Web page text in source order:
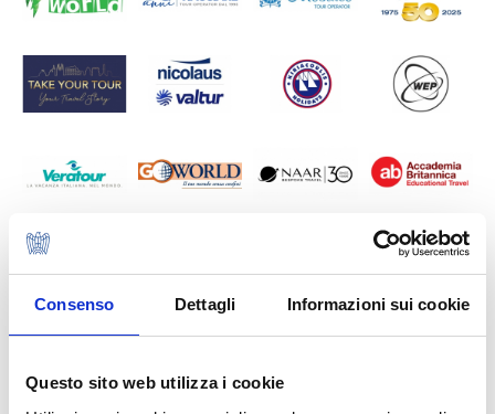
Consenso Dettagli Informazioni sui cookie
Questo sito web utilizza i cookie